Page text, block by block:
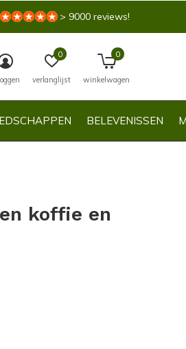
BELEVENISSEN
verlanglijst
0
winkelwagen
0
> 9000 reviews!
koffie en